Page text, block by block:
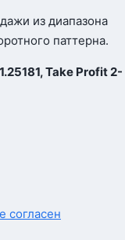
из диапазона
паттерна.
Take Profit 2-
согласен